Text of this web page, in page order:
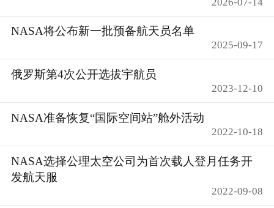
NASA将公布新一批预备航天员名单
2025-09-17
俄罗斯第4次公开选拔宇航员
2023-12-10
NASA准备恢复“国际空间站”舱外活动
2022-10-18
NASA选择公理太空公司为首次载人登月任务开
发航天服
2022-09-08